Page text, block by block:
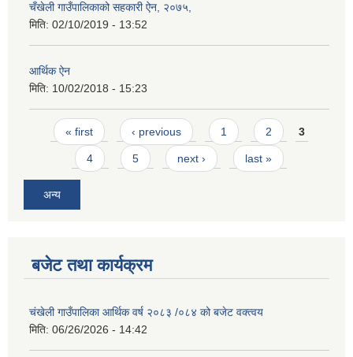
चँखेली गाउँपालिकाको सहकारी ऐन, २०७५,
मिति: 02/10/2019 - 13:52
आर्थिक ऐन
मिति: 10/02/2018 - 15:23
Pages
« first ‹ previous 1 2 3
4 5 next › last »
अन्य
बजेट तथा कार्यक्रम
चंखेली गाउँपालिका आर्थिक वर्ष २०८३ /०८४ को बजेट वक्त्वय
मिति: 06/26/2026 - 14:42